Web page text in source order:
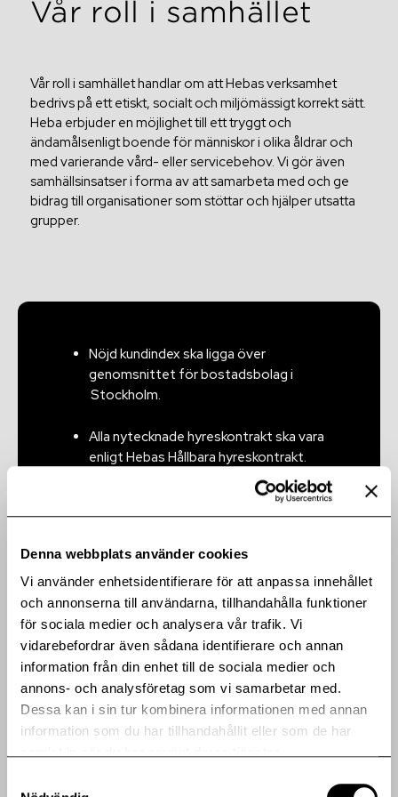
Denna webbplats använder cookies
Vi använder enhetsidentifierare för att anpassa innehållet
och annonserna till användarna, tillhandahålla funktioner
för sociala medier och analysera vår trafik. Vi
vidarebefordrar även sådana identifierare och annan
information från din enhet till de sociala medier och
annons- och analysföretag som vi samarbetar med.
Dessa kan i sin tur kombinera informationen med annan
information som du har tillhandahållit eller som de har
Definitioner
Grön aktie
Ägare
Utdelning
Analyser
Finansiering
Finansiering
Ramverk för grön och hållbar finansiering
Obligationsprogram – MTN
Fastighetsvärdering
Bolagsstyrning
Bolagsstyrning
Ledning
Revisor
Bolagsstyrningsrapport
Årsredovisning
Kontakt
In English
Vår roll i samhället
Vår roll i samhället handlar om att Hebas verksamhet
bedrivs på ett etiskt, socialt och miljömässigt korrekt sätt.
Heba erbjuder en möjlighet till ett tryggt och
ändamålsenligt boende för människor i olika åldrar och
med varierande vård- eller servicebehov. Vi gör även
samhällsinsatser i forma av att samarbeta med och ge
bidrag till organisationer som stöttar och hjälper utsatta
grupper.
Nöjd kundindex ska ligga över
genomsnittet för bostadsbolag i
Stockholm.
Alla nytecknade hyreskontrakt ska vara
enligt Hebas Hållbara hyreskontrakt.
Trygghetsindex ska ligga över 80
procent.
Heba ska bidra ekonomiskt till
organisationer som arbetar med frågor
som ligger nära vår kärnverksamhet.
Samtliga medarbetare ska få en årligen
återkommande utbildning i
uppförandekod, antikorruption och
mänskliga rättigheter.